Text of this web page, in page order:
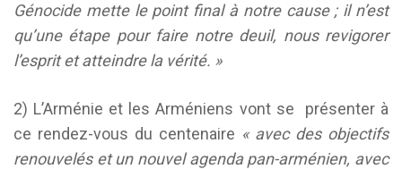
Génocide mette le point final à notre cause ; il n’est
qu’une étape pour faire notre deuil, nous revigorer
l’esprit et atteindre la vérité. »
2) L’Arménie et les Arméniens vont se
présenter à
ce rendez-vous du centenaire « avec des objectifs
renouvelés et un nouvel agenda pan-arménien, avec